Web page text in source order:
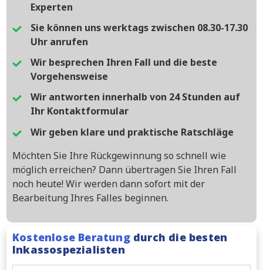
Experten
Sie können uns werktags zwischen 08.30-17.30
Uhr anrufen
Wir besprechen Ihren Fall und die beste
Vorgehensweise
Wir antworten innerhalb von 24 Stunden auf
Ihr Kontaktformular
Wir geben klare und praktische Ratschläge
Möchten Sie Ihre Rückgewinnung so schnell wie
möglich erreichen? Dann übertragen Sie Ihren Fall
noch heute! Wir werden dann sofort mit der
Bearbeitung Ihres Falles beginnen.
Kostenlose Beratungdurch die besten
Inkassospezialisten